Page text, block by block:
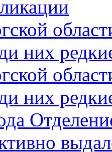
них
них